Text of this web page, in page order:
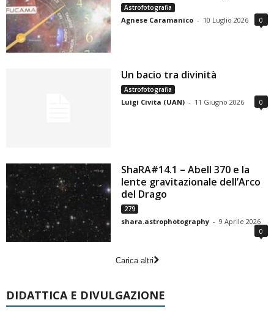
Astrofotografia
Agnese Caramanico - 10 Luglio 2026 0
Un bacio tra divinità
Astrofotografia
Luigi Civita (UAN) - 11 Giugno 2026 0
ShaRA#14.1 – Abell 370 e la
lente gravitazionale dell’Arco
del Drago
279
shara.astrophotography - 9 Aprile 2026
0
Carica altri
DIDATTICA E DIVULGAZIONE